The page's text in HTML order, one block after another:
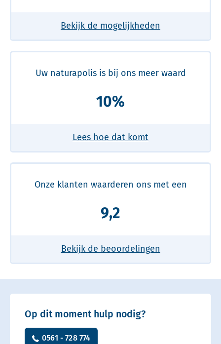
Bekijk de mogelijkheden
Uw naturapolis is bij ons meer waard
10%
Lees hoe dat komt
Onze klanten waarderen ons met een
9,2
Bekijk de beoordelingen
Op dit moment hulp nodig?
0561 - 728 774